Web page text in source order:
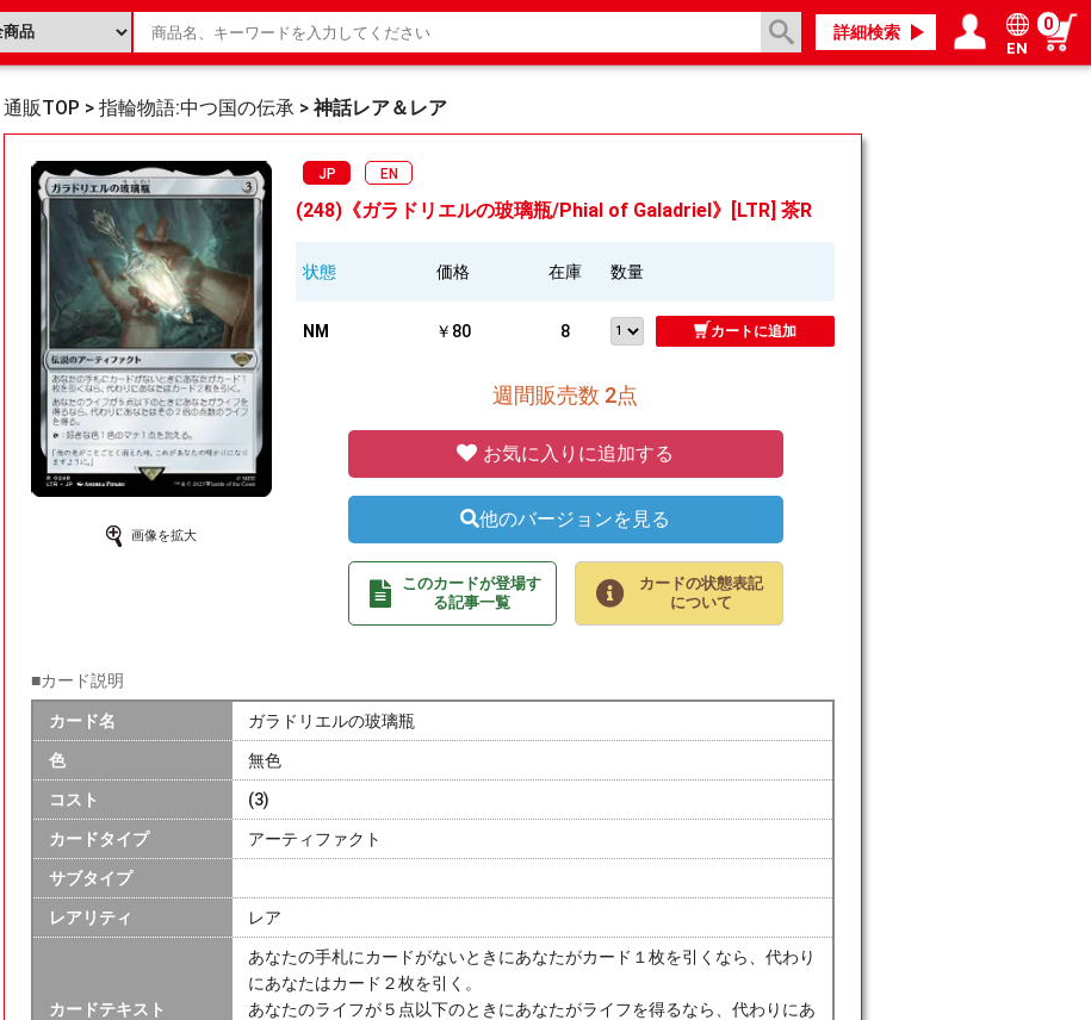
詳細検索
EN
0
通販TOP > 指輪物語:中つ国の伝承 > 神話レア＆レア
画像を拡大
JP EN
(248)《ガラドリエルの玻璃瓶/Phial of Galadriel》[LTR] 茶R
状態 価格 在庫 数量
NM ￥80 8 カートに追加
週間販売数 2点
お気に入りに追加する
他のバージョンを見る
このカードが登場す
る記事一覧
カードの状態表記
について
■カード説明
カード名 ガラドリエルの玻璃瓶
色 無色
コスト (3)
カードタイプ アーティファクト
サブタイプ
レアリティ レア
カードテキスト
あなたの手札にカードがないときにあなたがカード１枚を引くなら、代わり
にあなたはカード２枚を引く。
あなたのライフが５点以下のときにあなたがライフを得るなら、代わりにあ